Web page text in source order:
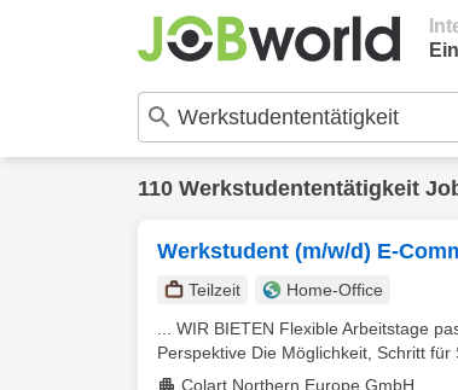
110 Werkstudententätigkeit
Werkstudent (m/w/d) E-
Teilzeit
Home-Office
... WIR BIETEN Flexible Arbeitstage
Perspektive Die Möglichkeit, Schritt für
Colart Northern Europe GmbH